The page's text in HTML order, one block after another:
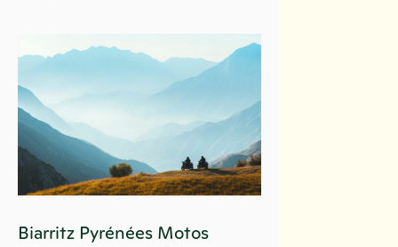
Biarritz Pyrénées Motos